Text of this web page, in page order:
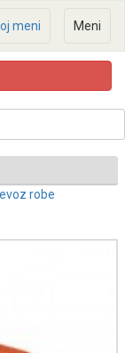
Meni
meni
robe